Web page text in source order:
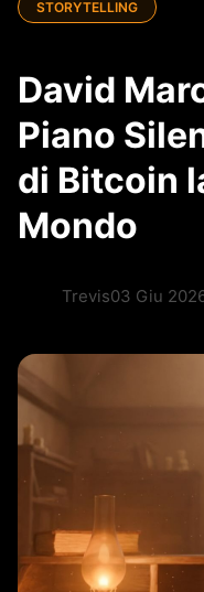
STORYTELLING
David
Piano
di Bitcoin
Mondo
Trevis03 Giu